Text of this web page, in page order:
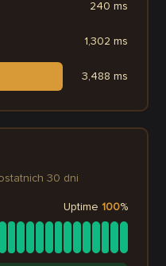
240 ms
1,302 ms
3,488 ms
30 dni
Uptime 100%